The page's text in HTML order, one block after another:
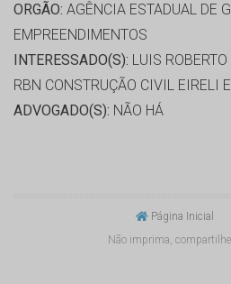
ORGÃO: AGÊNCIA ESTADUAL DE
EMPREENDIMENTOS
INTERESSADO(S): LUIS
RBN CONSTRUÇÃO CIVIL EIRELI
ADVOGADO(S): NÃO HÁ
Página Inicial
Não imprima, compartilhe